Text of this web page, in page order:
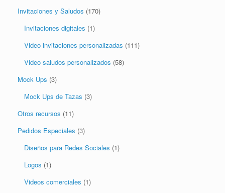
Invitaciones y Saludos (170)
Invitaciones digitales (1)
Video invitaciones personalizadas (111)
Video saludos personalizados (58)
Mock Ups (3)
Mock Ups de Tazas (3)
Otros recursos (11)
Pedidos Especiales (3)
Diseños para Redes Sociales (1)
Logos (1)
Videos comerciales (1)